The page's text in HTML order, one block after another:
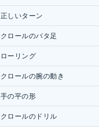
正しいターン
クロールのバタ足
ローリング
クロールの腕の動き
手の平の形
クロールのドリル